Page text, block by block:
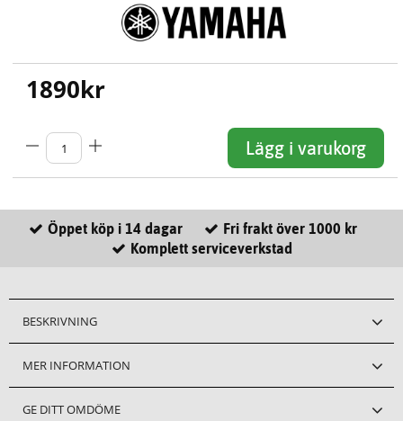
1890kr
Lägg i varukorg
Öppet köp i 14 dagar
Fri frakt över 1000 kr
Komplett serviceverkstad
BESKRIVNING
MER INFORMATION
GE DITT OMDÖME